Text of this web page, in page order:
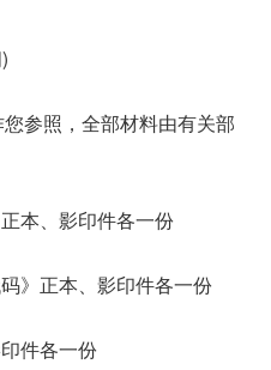
参照，全部材料由有关部
本、影印件各一份
》正本、影印件各一份
件各一份